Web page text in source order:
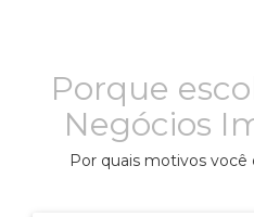
Porque
Negócios
Por quais motivos